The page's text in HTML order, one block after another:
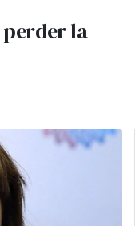
perder la